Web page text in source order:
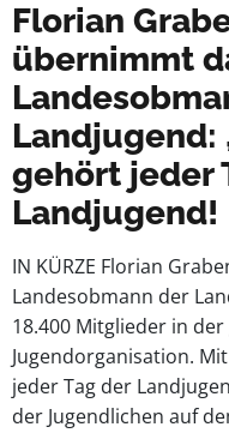
Florian
übernimmt
Landjugend:
gehört jeder
Landjugend!
IN KÜRZE Florian
Landesobmann der
18.400 Mitglieder in
Jugendorganisation.
jeder Tag der
der Jugendlichen auf